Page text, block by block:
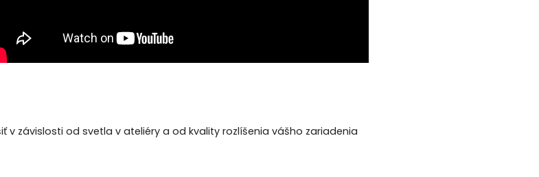
v závislosti od svetla v ateliéry a od kvality rozlíšenia vášho zariadenia